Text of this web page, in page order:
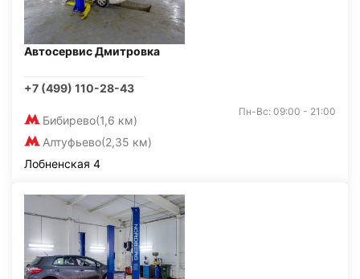
Автосервис Дмитровка
+7 (499) 110-28-43
Бибирево(1,6 км)
Алтуфьево(2,35 км)
Пн-Вс: 09:00 - 21:00
Лобненская 4